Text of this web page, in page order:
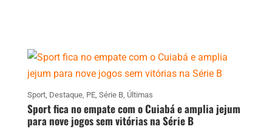
Sport, Destaque, PE, Série B, Últimas
Sport fica no empate com o Cuiabá e amplia jejum
para nove jogos sem vitórias na Série B